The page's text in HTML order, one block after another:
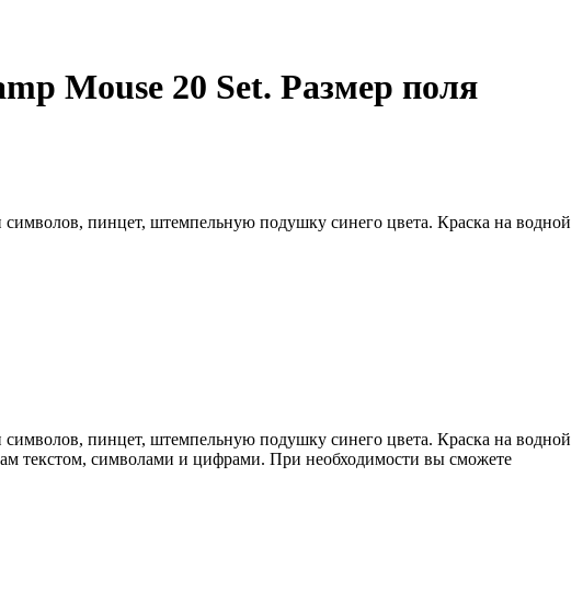
Mouse 20 Set. Размер поля
символов, пинцет, штемпельную подушку синего цвета. Краска на водной
символов, пинцет, штемпельную подушку синего цвета. Краска на водной
текстом, символами и цифрами. При необходимости вы сможете